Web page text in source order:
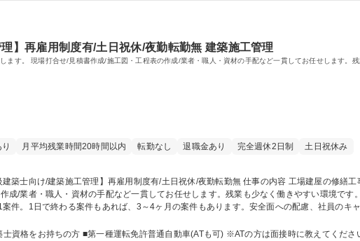
】再雇用制度有/土日祝休/夜勤転勤無 建築施工管理
ます。 現場打合せ/見積書作成/施工図・工程表の作成/業者・職人・資材の手配など一貫してお任せします。残
月平均残業時間20時間以内 転勤なし 退職金あり 完全週休2日制 土日祝休み
人・資材の手配など一貫してお任せします。残業も少なく働きやすい環境です。 5大管理(安全・原価・工程・品質・
件。1日で終わる案件もあれば、3～4ヶ月の案件もあります。安全面への配慮、社員のキ
。 [主な顧客]富士フイルム神奈川工場/富士フイルム関連企業南足柄工場・海老名工場/官公庁 など 募集職種
/夜勤転勤無
に教えてください。 【魅力】 ◆転勤無し・再雇用後年齢